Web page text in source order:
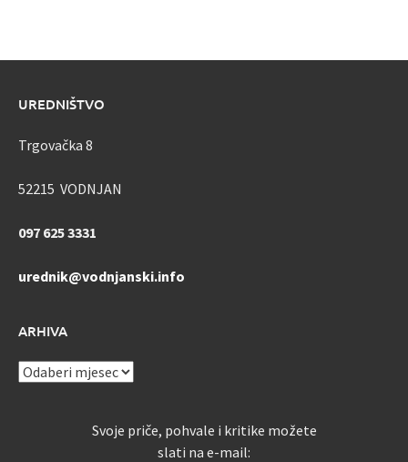
UREDNIŠTVO
Trgovačka 8
52215 VODNJAN
097 625 3331
urednik@vodnjanski.info
ARHIVA
ARHIVA
Svoje priče, pohvale i kritike možete
slati na e-mail: